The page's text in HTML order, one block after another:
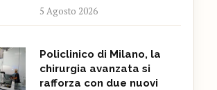
5 Agosto 2026
Policlinico di Milano, la
chirurgia avanzata si
rafforza con due nuovi